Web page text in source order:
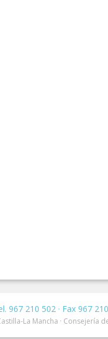
967 210 502 · Fax 967
La Mancha · Consejería